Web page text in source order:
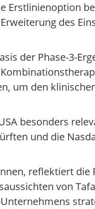
Erstlinienoption
des
der Phase-3-
um den
besonders
und die
reflektiert die
von